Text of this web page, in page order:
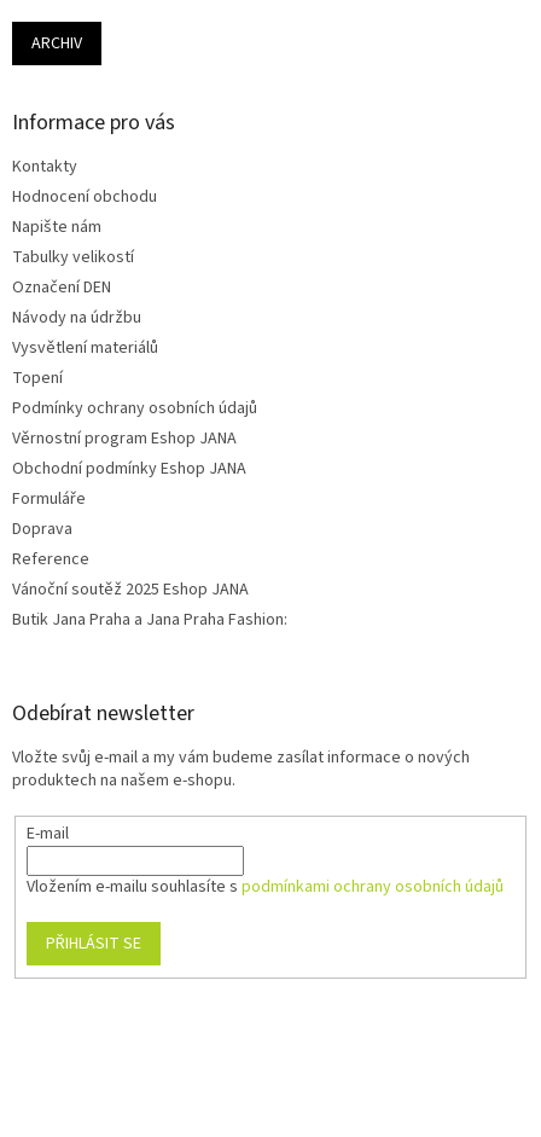
ARCHIV
Informace pro vás
Kontakty
Hodnocení obchodu
Napište nám
Tabulky velikostí
Označení DEN
Návody na údržbu
Vysvětlení materiálů
Topení
Podmínky ochrany osobních údajů
Věrnostní program Eshop JANA
Obchodní podmínky Eshop JANA
Formuláře
Doprava
Reference
Vánoční soutěž 2025 Eshop JANA
Butik Jana Praha a Jana Praha Fashion:
Odebírat newsletter
Vložte svůj e-mail a my vám budeme zasílat informace o nových
produktech na našem e-shopu.
E-mail
Vložením e-mailu souhlasíte s podmínkami ochrany osobních údajů
PŘIHLÁSIT SE